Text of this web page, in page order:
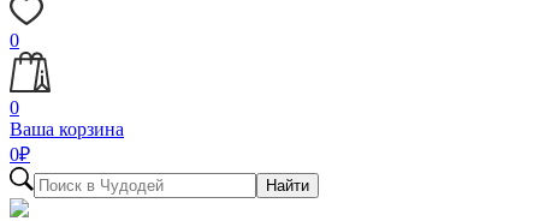
0
0
Ваша корзина
0₽
Найти